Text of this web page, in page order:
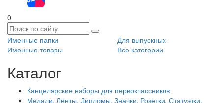
0
Именные папки
Для выпускных
Именные товары
Все категории
Каталог
Канцелярские наборы для первоклассников
Медали. Ленты. Дипломы. Значки. Розетки. Статуэтки.